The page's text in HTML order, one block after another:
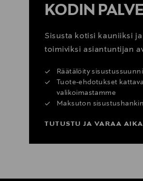
KODIN
Sisusta kotisi kauniiksi
toimiviksi asiantuntijan
Räätälöity
Tuote-ehdotukset
valikoimastamme
Maksuton
TUTUSTU JA VARAA AIKA